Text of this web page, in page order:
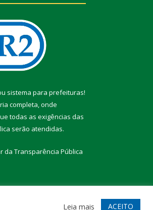
sistema para prefeituras!
completa, onde
todas as exigências das
serão atendidas.
da Transparência Pública
Acessar Webmail
Leia mais ACEITO